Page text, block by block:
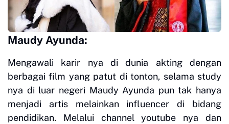
Maudy Ayunda:
Mengawali karir nya di dunia akting dengan
berbagai film yang patut di tonton, selama study
nya di luar negeri Maudy Ayunda pun tak hanya
menjadi artis melainkan influencer di bidang
pendidikan. Melalui channel youtube nya dan